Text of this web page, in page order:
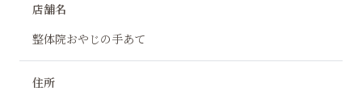
店舗名
整体院おやじの手あて
住所